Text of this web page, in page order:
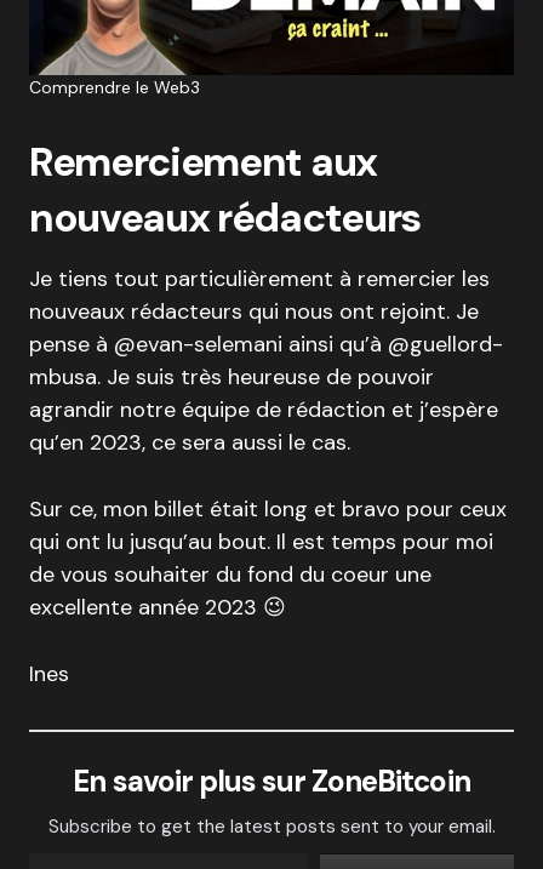
Comprendre le Web3
Remerciement aux
nouveaux rédacteurs
Je tiens tout particulièrement à remercier les
nouveaux rédacteurs qui nous ont rejoint. Je
pense à @evan-selemani ainsi qu’à @guellord-
mbusa. Je suis très heureuse de pouvoir
agrandir notre équipe de rédaction et j’espère
qu’en 2023, ce sera aussi le cas.
Sur ce, mon billet était long et bravo pour ceux
qui ont lu jusqu’au bout. Il est temps pour moi
de vous souhaiter du fond du coeur une
excellente année 2023 😉
Ines
En savoir plus sur ZoneBitcoin
Subscribe to get the latest posts sent to your email.